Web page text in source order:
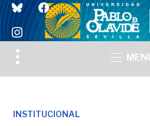
blueskyfacebook
instagram
Toggle
sidebar
INSTITUCIONAL